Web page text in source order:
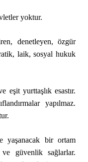
yoktur.
denetleyen, özgür
laik, sosyal hukuk
eşit yurttaşlık esastır.
yapılmaz.
yaşanacak bir ortam
güvenlik sağlarlar.